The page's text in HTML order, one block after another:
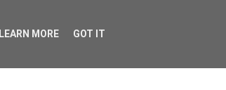
LEARN MORE GOT IT